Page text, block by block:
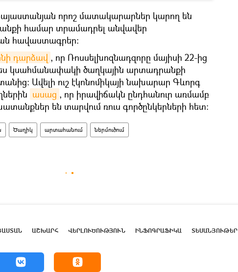
որոշ մատակարարներ կարող են
համար տրամադրել անվավեր
հավաստագրեր։
դարձավ , որ Ռոսսելխոզնադզորը մայիսի 22-ից
կսահմանափակի ծաղկային արտադրանքի
Ավելի ուշ էկոնոմիկայի նախարար Գևորգ
ասաց , որ իրավիճակն ընդհանուր առմամբ
են տարվում ռուս գործընկերների հետ:
Ծաղիկ արտահանում ներմուծում
ԱՇԽԱՐՀ ՎԵՐԼՈՒԾՈՒԹՅՈՒՆ ԻՆՖՈԳՐԱՖԻԿԱ ՏԵՍԱՆՅՈՒԹԵՐ